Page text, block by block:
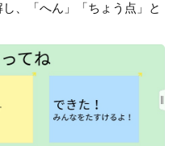
、「へん」「ちょう点」と